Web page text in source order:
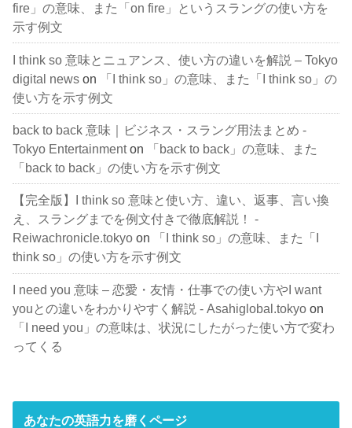
fire」の意味、また「on fire」というスラングの使い方を
示す例文
I think so 意味とニュアンス、使い方の違いを解説 – Tokyo
digital news on
「I think so」の意味、また「I think so」の
使い方を示す例文
back to back 意味｜ビジネス・スラング用法まとめ -
Tokyo Entertainmenton
「back to back」の意味、また
「back to back」の使い方を示す例文
【完全版】I think so 意味と使い方、違い、返事、言い換
え、スラングまでを例文付きで徹底解説！ -
Reiwachronicle.tokyo on
「I think so」の意味、また「I
think so」の使い方を示す例文
I need you 意味 – 恋愛・友情・仕事での使い方やI want
youとの違いをわかりやすく解説 - Asahiglobal.tokyo on
「I need you」の意味は、状況にしたがった使い方で変わ
ってくる
あなたの英語力を磨くページ